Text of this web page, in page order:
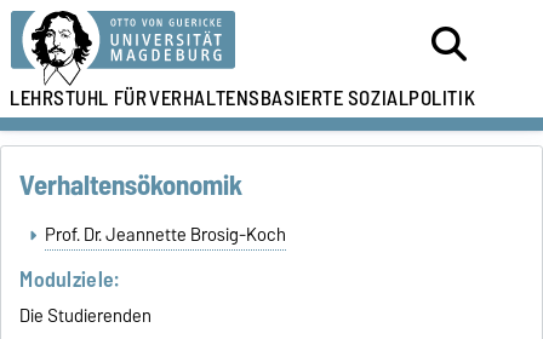
LEHRSTUHL FÜRVERHALTENSBASIERTE SOZIALPOLITIK
Verhaltensökonomik
Prof. Dr. Jeannette Brosig-Koch
Modulziele:
Die Studierenden